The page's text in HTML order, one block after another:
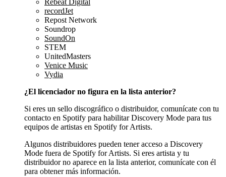
recordJet
Repost Network
Soundrop
SoundOn
STEM
UnitedMasters
Venice Music
Vydia
¿El licenciador no figura en la lista anterior?
Si eres un sello discográfico o distribuidor, comunícate con tu
contacto en Spotify para habilitar Discovery Mode para tus
equipos de artistas en Spotify for Artists.
Algunos distribuidores pueden tener acceso a Discovery
Mode fuera de Spotify for Artists. Si eres artista y tu
distribuidor no aparece en la lista anterior, comunícate con él
para obtener más información.